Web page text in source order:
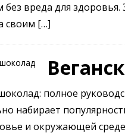
без вреда для
своим […]
полное
набирает
и окружающей